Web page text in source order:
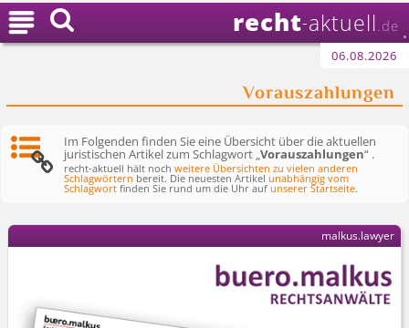
recht-aktuell .de
06.08.2026
Vorauszahlungen

Im Folgenden finden Sie eine Übersicht über die aktuellen
juristischen Artikel zum Schlagwort „Vorauszahlungen“ .
recht-aktuell hält nochweitere Übersichten zu vielen anderen
Schlagwörtern bereit. Die neuesten Artikelunabhängig vom
Schlagwort finden Sie rund um die Uhr aufunserer Startseite.
malkus.lawyer